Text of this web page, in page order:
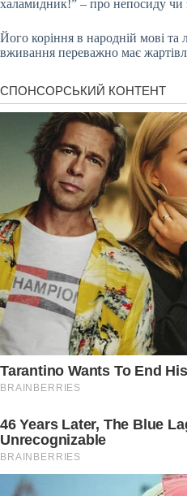
халамидник!” – про непосиду чи
Його коріння в народній мові та
вживання переважно має